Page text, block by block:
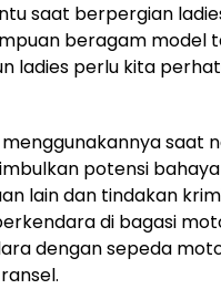
saat berpergian
beragam model
ladies perlu kita
saat
potensi
lain dan tindakan
di bagasi
dengan sepeda